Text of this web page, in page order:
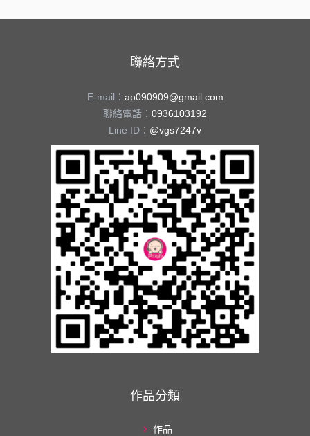
聯絡方式
E-mail： ap090909@gmail.com
聯絡電話： 0936103192
Line ID： @vgs7247v
作品分類
作品